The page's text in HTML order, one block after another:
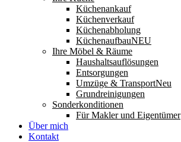
Küchenankauf
Küchenverkauf
Küchenabholung
KüchenaufbauNEU
Ihre Möbel & Räume
Haushaltsauflösungen
Entsorgungen
Umzüge & TransportNeu
Grundreinigungen
Sonderkonditionen
Für Makler und Eigentümer
Über mich
Kontakt